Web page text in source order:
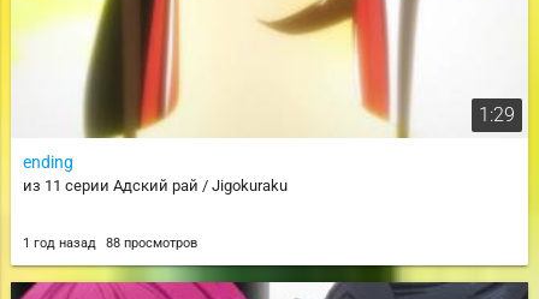
1:29
ending
из 11 серии Адский рай / Jigokuraku
1 год назад 88 просмотров